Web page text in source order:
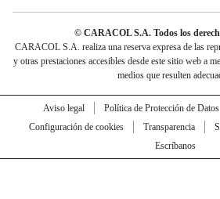
© CARACOL S.A. Todos los
CARACOL S.A. realiza una reserva expresa de las
y otras prestaciones accesibles desde este sitio web a
medios que resulten
Aviso legal Política de Protección de Datos
Configuración de cookies
Transparencia
Escríbanos